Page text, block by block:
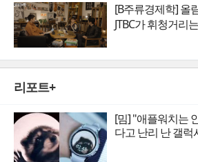
[B주류경제학] 올
JTBC가 휘청거리
리포트+
[밈] "애플워치는
다고 난리 난 갤